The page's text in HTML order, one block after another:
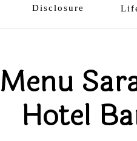
Disclosure
Menu
Hotel